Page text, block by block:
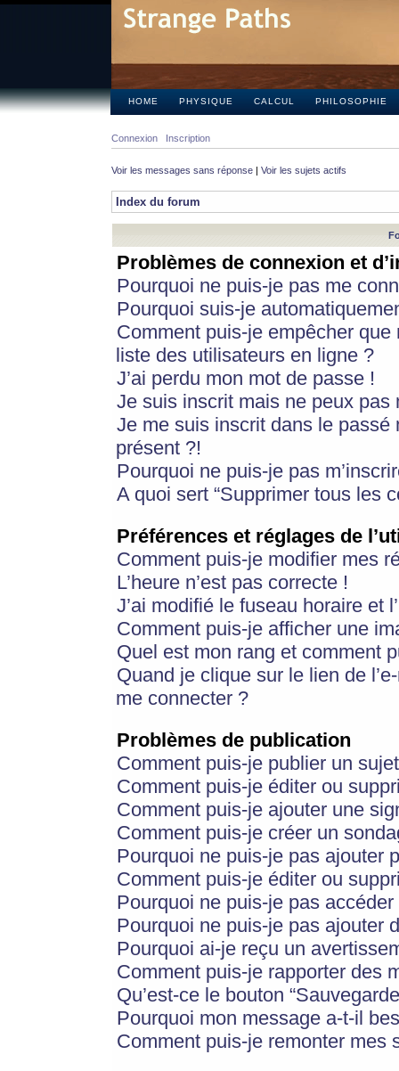
HOME PHYSIQUE CALCUL PHILOSOPHIE
Connexion Inscription
Voir les messages sans réponse | Voir les sujets actifs
Index du forum
Problèmes de connexion et
Pourquoi ne puis-je pas me
Pourquoi suis-je
Comment puis-je empêcher
liste des utilisateurs en ligne ?
J’ai perdu mon mot de passe !
Je suis inscrit mais ne peux pas
Je me suis inscrit dans le
présent ?!
Pourquoi ne puis-je pas
A quoi sert “Supprimer tous les
Préférences et réglages de
Comment puis-je modifier mes
L’heure n’est pas correcte !
J’ai modifié le fuseau horaire et
Comment puis-je afficher une
Quel est mon rang et comment
Quand je clique sur le lien de
me connecter ?
Problèmes de publication
Comment puis-je publier un
Comment puis-je éditer ou
Comment puis-je ajouter une
Comment puis-je créer un
Pourquoi ne puis-je pas ajouter
Comment puis-je éditer ou
Pourquoi ne puis-je pas
Pourquoi ne puis-je pas ajouter
Pourquoi ai-je reçu un
Comment puis-je rapporter des
Qu’est-ce le bouton
Pourquoi mon message a-t-il
Comment puis-je remonter mes